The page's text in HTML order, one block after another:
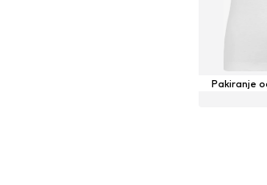
Pakiranje